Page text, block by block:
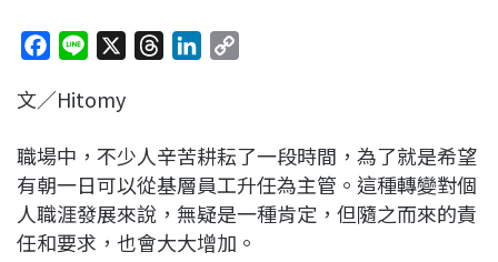
c
b
o
o
k
n
a
d
s
e
d
I
n
L
i
n
k
文／Hitomy
職場中，不少人辛苦耕耘了一段時間，為了就是希望
有朝一日可以從基層員工升任為主管。這種轉變對個
人職涯發展來說，無疑是一種肯定，但隨之而來的責
任和要求，也會大大增加。